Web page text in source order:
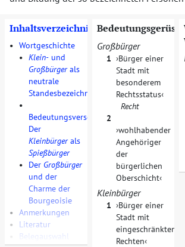
Inhaltsverzeichnis
• Wortgeschichte
• Klein- und
Großbürgerals
neutrale
Standesbezeichnung
•
Bedeutungsverschlechterung:
Der
Kleinbürgerals
Spießbürger
•
Der Großbürger
und der
Charme der
Bourgeoisie
•
Anmerkungen
•
Literatur
Belegauswahl
Bedeutungsgerüste
Großbürger
1
Bürger einer
Stadt mit
besonderem
Rechtsstatus
Recht
2
wohlhabender
Angehöriger
der
bürgerlichen
Oberschicht
Kleinbürger
1
Bürger einer
Stadt mit
eingeschränkten
Rechten